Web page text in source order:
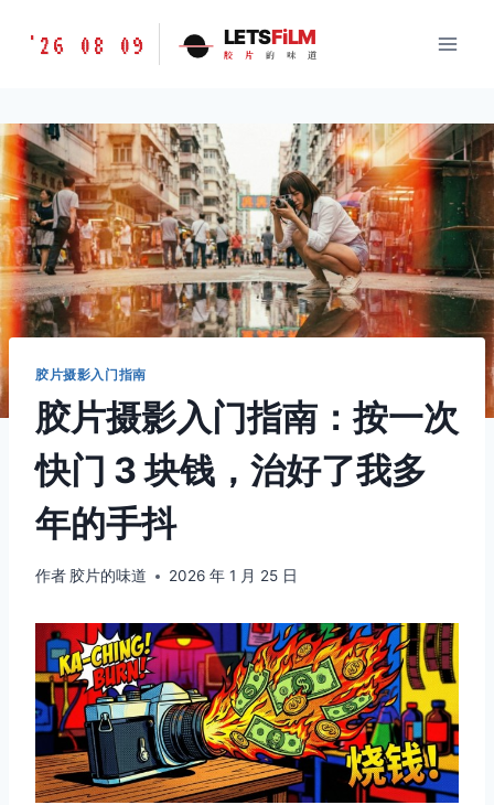
胶
味
道
LETSFILM
'26 08 09 LETSFiLM
胶 片 的 味 道
胶片摄影入门指南
胶片摄影入门指南：按一次
快门 3 块钱，治好了我多
年的手抖
作者 胶片的味道 2026 年 1 月 25 日